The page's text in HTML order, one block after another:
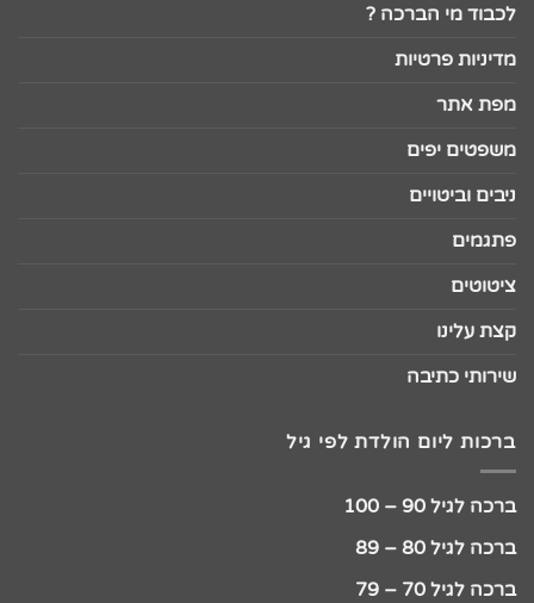
לכבוד מי הברכה ?
מדיניות פרטיות
מפת אתר
משפטים יפים
ניבים וביטויים
פתגמים
ציטוטים
קצת עלינו
שירותי כתיבה
ברכות ליום הולדת לפי גיל
ברכה לגיל 90 – 100
ברכה לגיל 80 – 89
ברכה לגיל 70 – 79